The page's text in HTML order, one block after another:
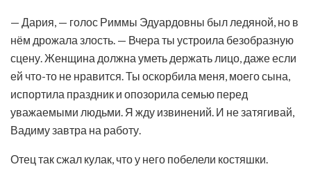
— Дария, — голос Риммы Эдуардовны был ледяной, но в
нём дрожала злость. — Вчера ты устроила безобразную
сцену. Женщина должна уметь держать лицо, даже если
ей что-то не нравится. Ты оскорбила меня, моего сына,
испортила праздник и опозорила семью перед
уважаемыми людьми. Я жду извинений. И не затягивай,
Вадиму завтра на работу.
Отец так сжал кулак, что у него побелели костяшки.